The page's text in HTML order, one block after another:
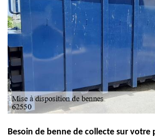
Besoin de benne de collecte sur votre